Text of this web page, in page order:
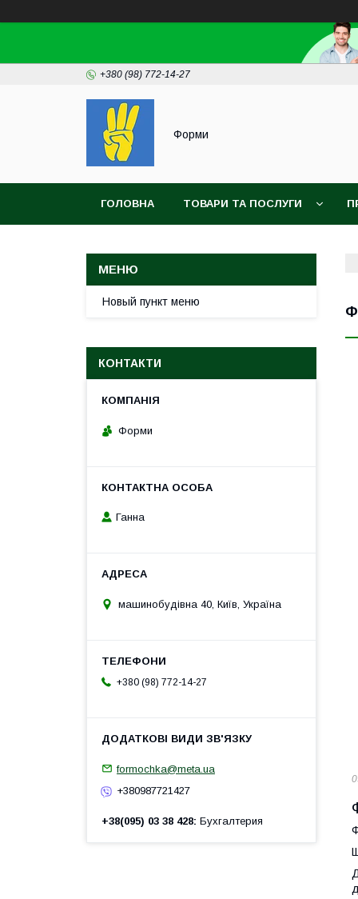
+380 (98) 772-14-27
Форми
ГОЛОВНА ТОВАРИ ТА ПОСЛУГИ
Новый пункт меню
КОНТАКТИ
Форми
Ганна
машинобудівна 40, Київ, Україна
+380 (98) 772-14-27
formochka@meta.ua
+380987721427
+38(095) 03 38 428 Бухгалтерия